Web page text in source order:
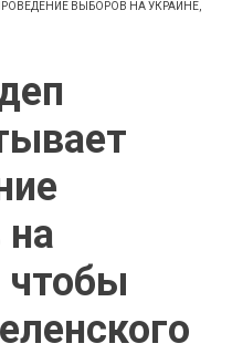
ВЫБОРОВ НА УКРАИНЕ,
чтобы